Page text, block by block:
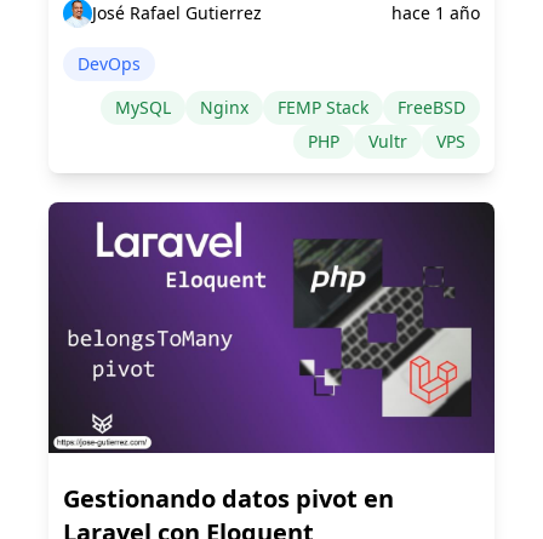
José Rafael Gutierrez hace 1 año
DevOps
MySQL
Nginx FEMP Stack
FreeBSD
PHP
Vultr VPS
Gestionando datos pivot en